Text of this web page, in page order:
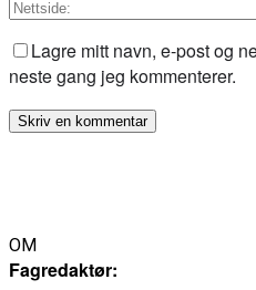
Lagre mitt navn, e-post og
neste gang jeg kommenterer.
OM
Fagredaktør: